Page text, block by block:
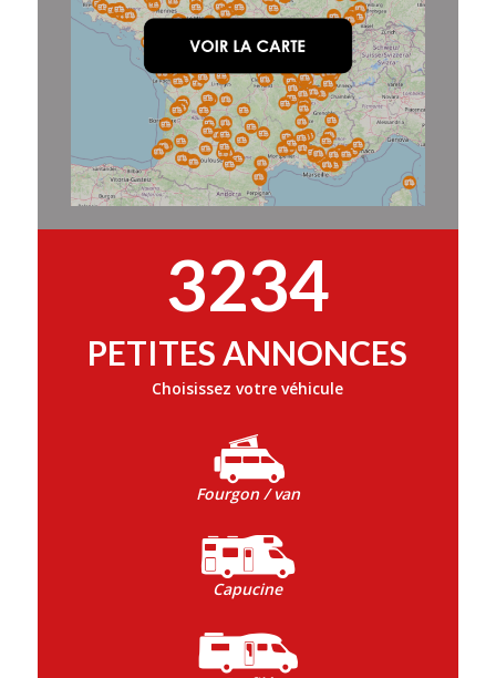
3234
PETITES ANNONCES
Choisissez votre véhicule
Fourgon / van
Capucine